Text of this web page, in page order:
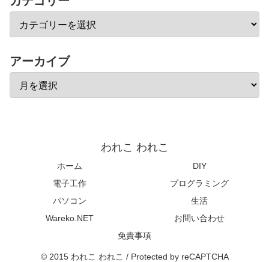
アーカイブ
われこ われこ
ホーム
DIY
電子工作
プログラミング
パソコン
生活
Wareko.NET
お問い合わせ
免責事項
© 2015 われこ われこ / Protected by reCAPTCHA